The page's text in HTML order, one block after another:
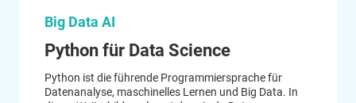
Big Data AI
Python für Data Science
Python ist die führende Programmiersprache für
Datenanalyse, maschinelles Lernen und Big Data. In